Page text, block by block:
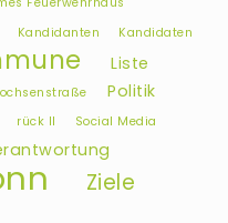
Kandidanten Kandidaten
Liste
ochsenstraße Politik
rück II
Social Media
Ziele